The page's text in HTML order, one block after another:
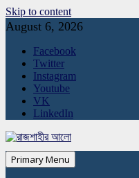
Skip to content
August 6, 2026
Facebook
Twitter
Instagram
Youtube
VK
LinkedIn
Primary Menu